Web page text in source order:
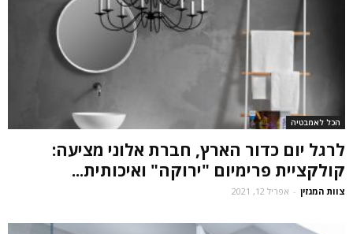
הכל לאמבטיה
לרגל יום כדור הארץ, חברת אלוני מציעה:
קולקציית פרימיום "ירוקה" ואיכותית...
צוות המגזין - אפריל 12, 2021